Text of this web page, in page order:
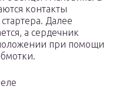
контакты
Далее
а сердечник
при помощи